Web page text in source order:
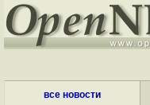
все новости